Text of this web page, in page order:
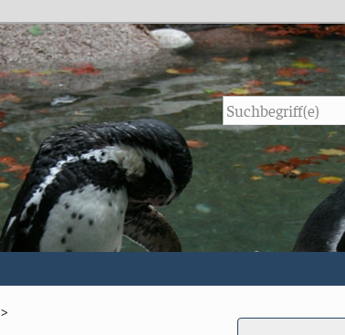
>